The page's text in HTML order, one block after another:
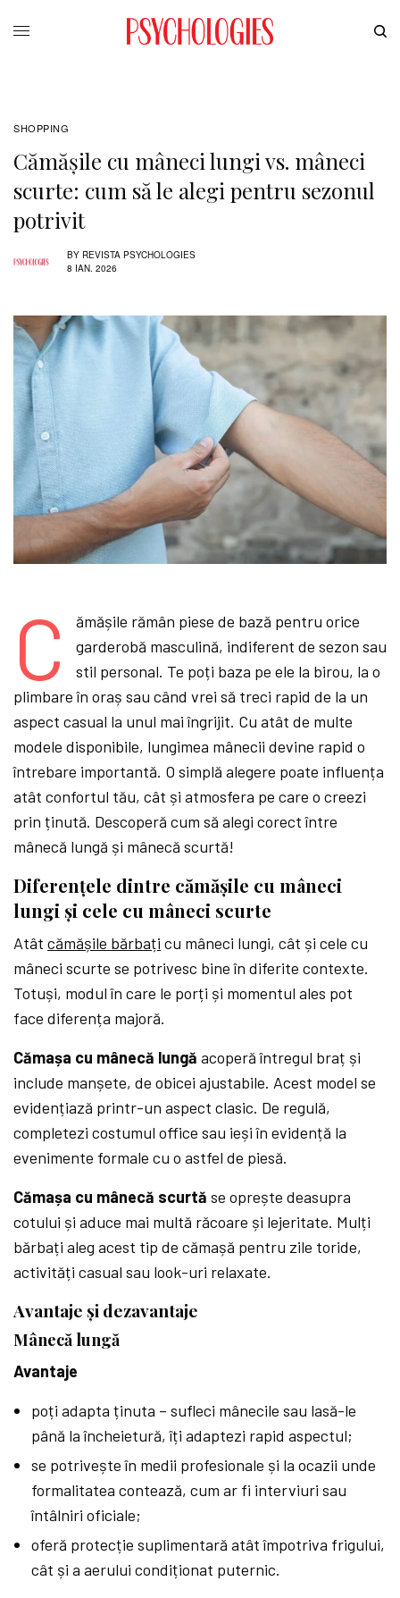
SHOPPING
Cămășile cu mâneci lungi vs. mâneci
scurte: cum să le alegi pentru sezonul
potrivit
BY REVISTA PSYCHOLOGIES
8 IAN. 2026
C
ămășile rămân piese de bază pentru orice
garderobă masculină, indiferent de sezon sau
stil personal. Te poți baza pe ele la birou, la o
plimbare în oraș sau când vrei să treci rapid de la un
aspect casual la unul mai îngrijit. Cu atât de multe
modele disponibile, lungimea mânecii devine rapid o
întrebare importantă. O simplă alegere poate influența
atât confortul tău, cât și atmosfera pe care o creezi
prin ținută. Descoperă cum să alegi corect între
mânecă lungă și mânecă scurtă!
Diferențele dintre cămășile cu mâneci
lungi și cele cu mâneci scurte
Atâtcămășile bărbați cu mâneci lungi, cât și cele cu
mâneci scurte se potrivesc bine în diferite contexte.
Totuși, modul în care le porți și momentul ales pot
face diferența majoră.
Cămașa cu mânecă lungă acoperă întregul braț și
include manșete, de obicei ajustabile. Acest model se
evidențiază printr-un aspect clasic. De regulă,
completezi costumul office sau ieși în evidență la
evenimente formale cu o astfel de piesă.
Cămașa cu mânecă scurtă se oprește deasupra
cotului și aduce mai multă răcoare și lejeritate. Mulți
bărbați aleg acest tip de cămașă pentru zile toride,
activități casual sau look-uri relaxate.
Avantaje și dezavantaje
Mânecă lungă
Avantaje
poți adapta ținuta – sufleci mânecile sau lasă-le
până la încheietură, îți adaptezi rapid aspectul;
se potrivește în medii profesionale și la ocazii unde
formalitatea contează, cum ar fi interviuri sau
întâlniri oficiale;
oferă protecție suplimentară atât împotriva frigului,
cât și a aerului condiționat puternic.